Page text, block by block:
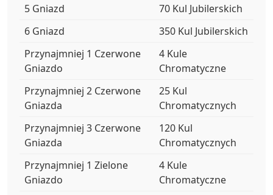
5 Gniazd
70 Kul Jubilerskich
6 Gniazd
350 Kul Jubilerskich
Przynajmniej 1 Czerwone
Gniazdo
4 Kule
Chromatyczne
Przynajmniej 2 Czerwone
Gniazda
25 Kul
Chromatycznych
Przynajmniej 3 Czerwone
Gniazda
120 Kul
Chromatycznych
Przynajmniej 1 Zielone
Gniazdo
4 Kule
Chromatyczne